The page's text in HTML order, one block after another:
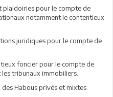
pour le compte de
notamment le contentieux
juridiques pour le compte de
foncier pour le compte de
tribunaux immobiliers.
Habous privés et mixtes.